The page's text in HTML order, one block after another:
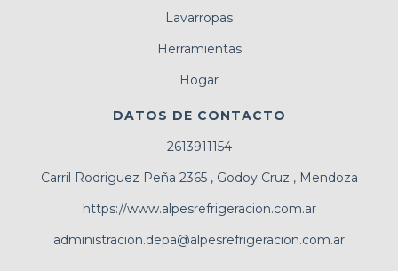
Lavarropas
Herramientas
Hogar
DATOS DE CONTACTO
2613911154
Carril Rodriguez Peña 2365 , Godoy Cruz , Mendoza
https://www.alpesrefrigeracion.com.ar
administracion.depa@alpesrefrigeracion.com.ar